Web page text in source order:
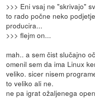
>>> Eni vsaj ne "skrivajo"
to rado počne neko
producira...
>>> flejm on...
mah.. a sem čist slučajno
omenil sem da ima Linux
veliko. sicer nisem
to veliko ali ne.
ne pa igrat ožaljenega